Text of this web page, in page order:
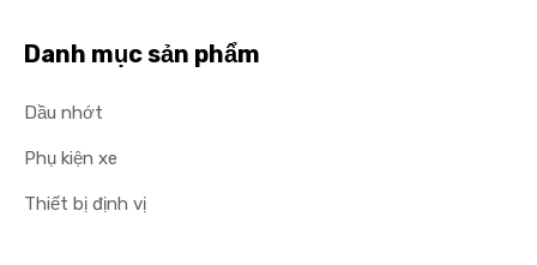
Danh mục sản phẩm
Dầu nhớt
Phụ kiện xe
Thiết bị định vị